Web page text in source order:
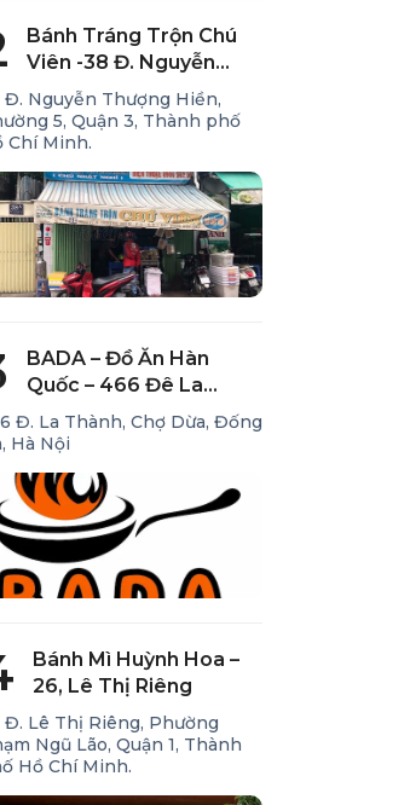
Bánh Tráng Trộn Chú
Viên -38 Đ. Nguyễn
Thượng Hiền
Đ. Nguyễn Thượng Hiền,
5, Quận 3, Thành phố
Chí Minh.
BADA – Đồ Ăn Hàn
Quốc – 466 Đê La
Thành
Đ. La Thành, Chợ Dừa, Đống
Hà Nội
Bánh Mì Huỳnh Hoa –
26, Lê Thị Riêng
Đ. Lê Thị Riêng, Phường
Ngũ Lão, Quận 1, Thành
Hồ Chí Minh.